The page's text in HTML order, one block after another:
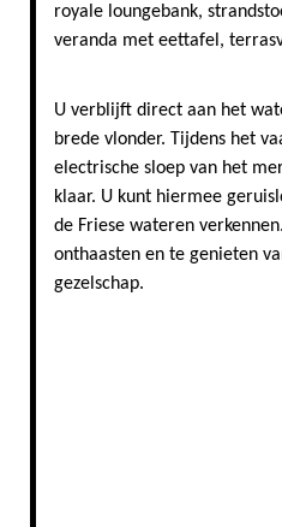
royale loungebank,
veranda met eettafel,
U verblijft direct aan het
brede vlonder. Tijdens het
electrische sloep van het
klaar. U kunt hiermee
de Friese wateren
onthaasten en te genieten
gezelschap.